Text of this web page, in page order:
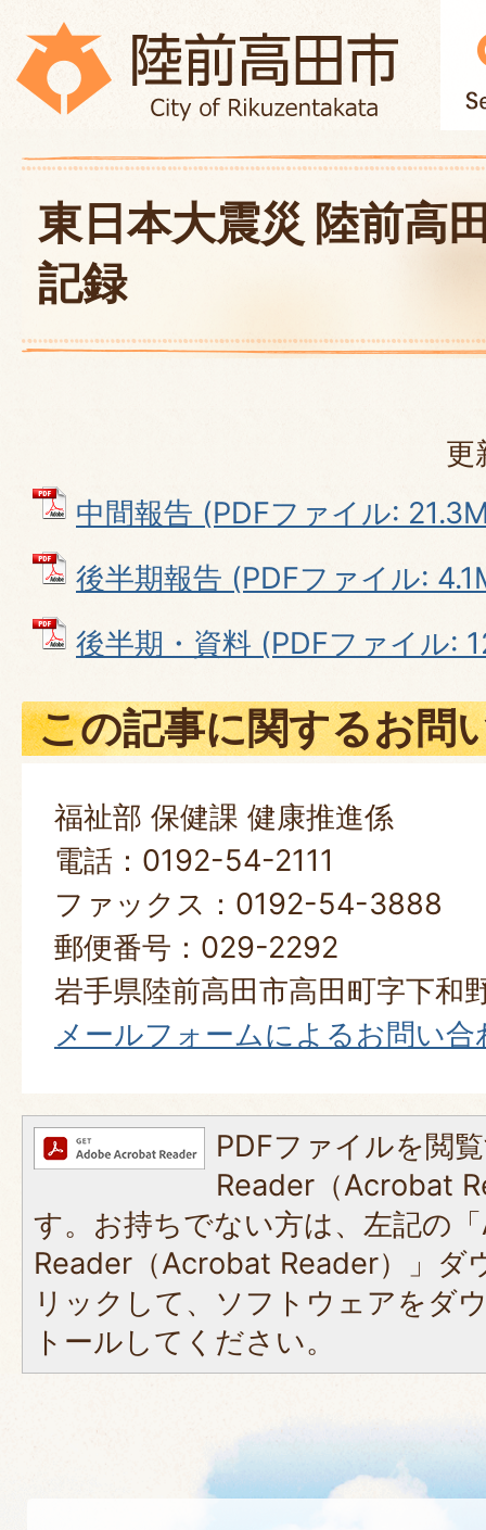
東日本大震災 陸前高
記録
更
中間報告 (PDFファイル:
後半期報告 (PDFファイル:
後半期・資料 (PDFファイル:
この記事に関するお問
福祉部 保健課 健康推進係
電話：0192-54-2111
ファックス：0192-54-3888
郵便番号：029-2292
岩手県陸前高田市高田町字下和
メールフォームによるお問い合
PDFファイルを閲
Reader（Acrobat
す。お持ちでない方は、左記の
Reader（Acrobat Reader）」ダ
リックして、ソフトウェアをダ
トールしてください。